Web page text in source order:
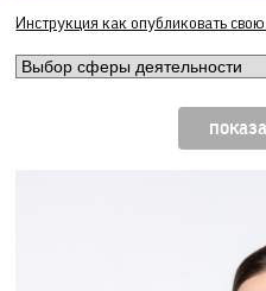
Инструкция как опубликовать